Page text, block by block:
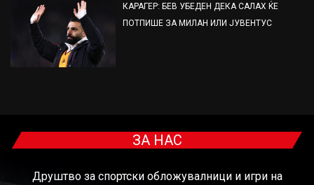
КАРАГЕР: БЕВ УБЕДЕН ДЕКА САЛАХ ЌЕ
ПОТПИШЕ ЗА МИЛАН ИЛИ ЈУВЕНТУС
ЗА НАС
Друштво за спортски обложувалници и игри на